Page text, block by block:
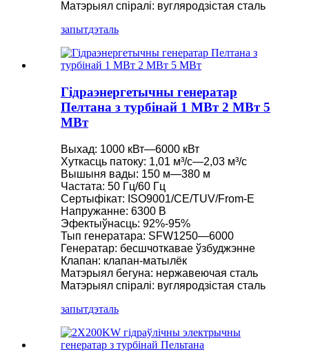
Матэрыял спіралі: вугляродзістая сталь
запытдэталь
Гідраэнергетычны генератар
Пелтана з турбінай 1 МВт 2 МВт 5
МВт
Выхад: 1000 кВт—6000 кВт
Хуткасць патоку: 1,01 м³/с—2,03 м³/с
Вышыня вады: 150 м—380 м
Частата: 50 Гц/60 Гц
Сертыфікат: ISO9001/CE/TUV/From-E
Напружанне: 6300 В
Эфектыўнасць: 92%-95%
Тып генератара: SFW1250—6000
Генератар: бесшчоткавае ўзбуджэнне
Клапан: клапан-матылёк
Матэрыял бегуна: нержавеючая сталь
Матэрыял спіралі: вугляродзістая сталь
запытдэталь